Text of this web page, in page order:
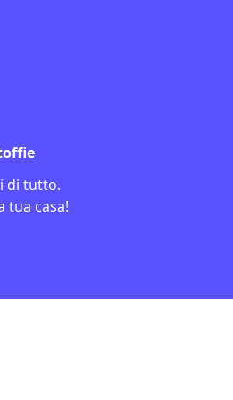
di tutto.
tua casa!